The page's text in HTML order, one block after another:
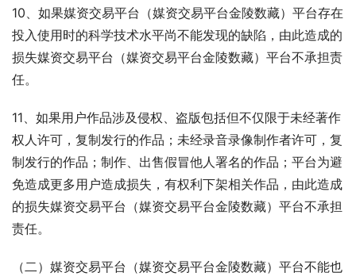
10、如果媒资交易平台（媒资交易平台金陵数藏）平台存在
投入使用时的科学技术水平尚不能发现的缺陷，由此造成的
损失媒资交易平台（媒资交易平台金陵数藏）平台不承担责
任。
11、如果用户作品涉及侵权、盗版包括但不仅限于未经著作
权人许可，复制发行的作品；未经录音录像制作者许可，复
制发行的作品；制作、出售假冒他人署名的作品；平台为避
免造成更多用户造成损失，有权利下架相关作品，由此造成
的损失媒资交易平台（媒资交易平台金陵数藏）平台不承担
责任。
（二）媒资交易平台（媒资交易平台金陵数藏）平台不能也